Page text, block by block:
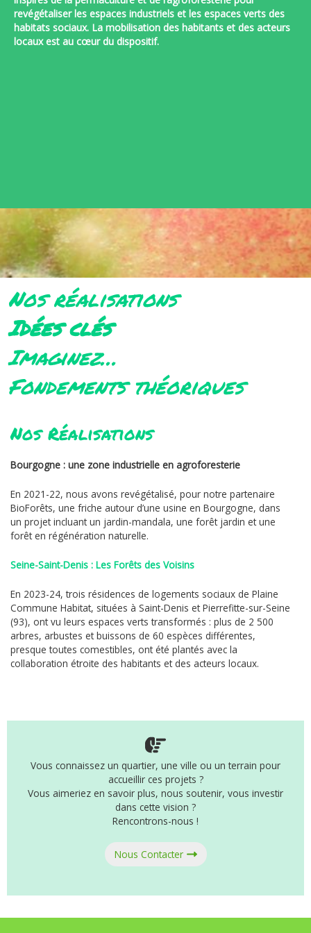
revégétaliser les espaces industriels et les espaces verts des
habitats sociaux. La mobilisation des habitants et des acteurs
locaux est au cœur du dispositif.
Nos réalisations
Idées clés
Imaginez…
Fondements théoriques
Nos Réalisations
Bourgogne : une zone industrielle en agroforesterie
En 2021-22, nous avons revégétalisé, pour notre partenaire
BioForêts, une friche autour d’une usine en Bourgogne, dans
un projet incluant un jardin-mandala, une forêt jardin et une
forêt en régénération naturelle.
Seine-Saint-Denis : Les Forêts des Voisins
En 2023-24, trois résidences de logements sociaux de Plaine
Commune Habitat, situées à Saint-Denis et Pierrefitte-sur-Seine
(93), ont vu leurs espaces verts transformés : plus de 2 500
arbres, arbustes et buissons de 60 espèces différentes,
presque toutes comestibles, ont été plantés avec la
collaboration étroite des habitants et des acteurs locaux.
Vous connaissez un quartier, une ville ou un terrain pour
accueillir ces projets ?
Vous aimeriez en savoir plus, nous soutenir, vous investir
dans cette vision ?
Rencontrons-nous !
Nous Contacter